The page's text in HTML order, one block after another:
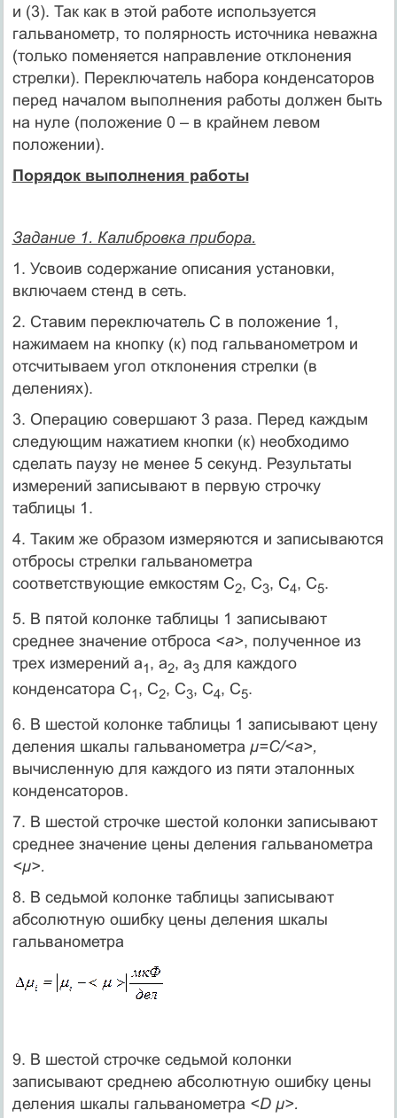
и (3). Так как в этой работе используется
гальванометр, то полярность источника неважна
(только поменяется направление отклонения
стрелки). Переключатель набора конденсаторов
перед началом выполнения работы должен быть
на нуле (положение 0 – в крайнем левом
положении).
Порядок выполнения работы
Задание 1. Калибровка прибора.
1. Усвоив содержание описания установки,
включаем стенд в сеть.
2. Ставим переключатель С в положение 1,
нажимаем на кнопку (к) под гальванометром и
отсчитываем угол отклонения стрелки (в
делениях).
3. Операцию совершают 3 раза. Перед каждым
следующим нажатием кнопки (к) необходимо
сделать паузу не менее 5 секунд. Результаты
измерений записывают в первую строчку
таблицы 1.
4. Таким же образом измеряются и записываются
отбросы стрелки гальванометра
соответствующие емкостям С2, С3, С4, С5.
5. В пятой колонке таблицы 1 записывают
среднее значение отброса <a>, полученное из
трех измерений a1, a2, a3 для каждого
конденсатора С1, С2, С3, С4, С5.
6. В шестой колонке таблицы 1 записывают цену
деления шкалы гальванометра μ=С/<a>,
вычисленную для каждого из пяти эталонных
конденсаторов.
7. В шестой строчке шестой колонки записывают
среднее значение цены деления гальванометра
<μ>.
8. В седьмой колонке таблицы записывают
абсолютную ошибку цены деления шкалы
гальванометра
9. В шестой строчке седьмой колонки
записывают среднею абсолютную ошибку цены
деления шкалы гальванометра <D μ>.